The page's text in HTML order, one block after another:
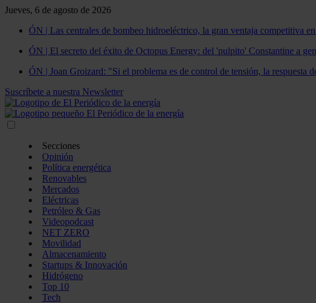
Jueves, 6 de agosto de 2026
ÓN | Las centrales de bombeo hidroeléctrico, la gran ventaja competitiva
ÓN | El secreto del éxito de Octopus Energy: del 'pulpito' Constantine a
ÓN | Joan Groizard: "Si el problema es de control de tensión, la respuesta
Suscríbete a nuestra Newsletter
Secciones
Opinión
Política energética
Renovables
Mercados
Eléctricas
Petróleo & Gas
Videopodcast
NET ZERO
Movilidad
Almacenamiento
Startups & Innovación
Hidrógeno
Top 10
Tech